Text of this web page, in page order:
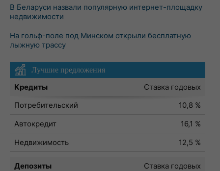
В Беларуси назвали популярную интернет-площадку
недвижимости
На гольф-поле под Минском открыли бесплатную
лыжную трассу
Лучшие предложения
Кредиты
Ставка годовых
Потребительский
10,8 %
Автокредит
16,1 %
Недвижимость
12,5 %
Депозиты
Ставка годовых